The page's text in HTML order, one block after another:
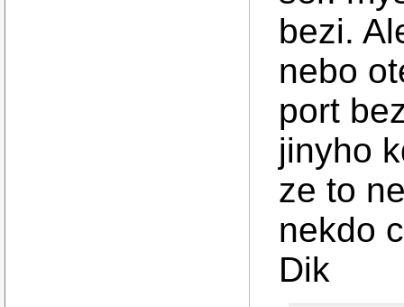
bezi.
nebo
port
jinyho
ze to
nekdo
Dik